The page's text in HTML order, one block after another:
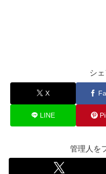
シ
X
LINE
管理人を